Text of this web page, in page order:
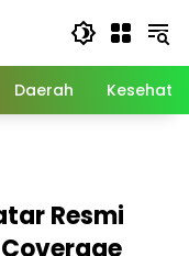
Daerah
Resmi